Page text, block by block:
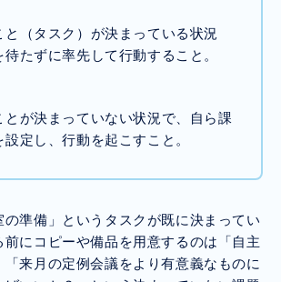
と（タスク）が決まっている状況
待たずに率先して行動すること。
とが決まっていない状況で、自ら課
設定し、行動を起こすこと。
準備」というタスクが既に決まってい
前にコピーや備品を用意するのは「自主
来月の定例会議をより有意義なものに